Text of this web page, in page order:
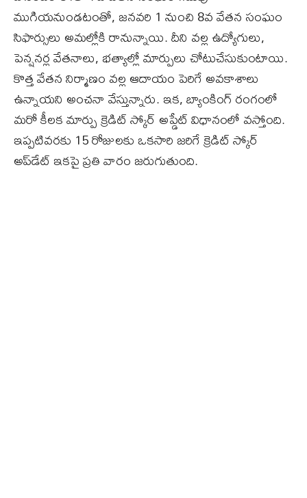
ముగియనుండటంతో, జనవరి 1 నుంచి 8వ వేతన సంఘం
సిఫార్సులు అమల్లోకి రానున్నాయి. దీని వల్ల ఉద్యోగులు,
పెన్షనర్ల వేతనాలు, భత్యాల్లో మార్పులు చోటుచేసుకుంటాయి.
కొత్త వేతన నిర్మాణం వల్ల ఆదాయం పెరిగే అవకాశాలు
ఉన్నాయని అంచనా వేస్తున్నారు. ఇక, బ్యాంకింగ్ రంగంలో
మరో కీలక మార్పు క్రెడిట్ స్కోర్ అప్డేట్ విధానంలో వస్తోంది.
ఇప్పటివరకు 15 రోజులకు ఒకసారి జరిగే క్రెడిట్ స్కోర్
అప్‌డేట్ ఇకపై ప్రతి వారం జరుగుతుంది.